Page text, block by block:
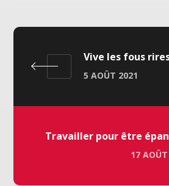
Vive les fous
5 AOÛT 2021
Travailler pour être
17